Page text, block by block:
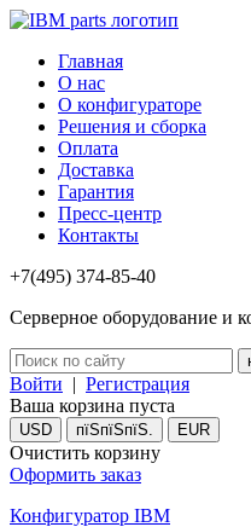
Главная
О нас
О конфигураторе
Решения и сборка
Оплата
Доставка
Гарантия
Пресс-центр
Контакты
+7(495) 374-85-40
Серверное оборудование и
Войти | Регистрация
Ваша корзина пуста
USD пїЅпїЅпїЅ. EUR
Очистить корзину
Оформить заказ
Конфигуратор IBM